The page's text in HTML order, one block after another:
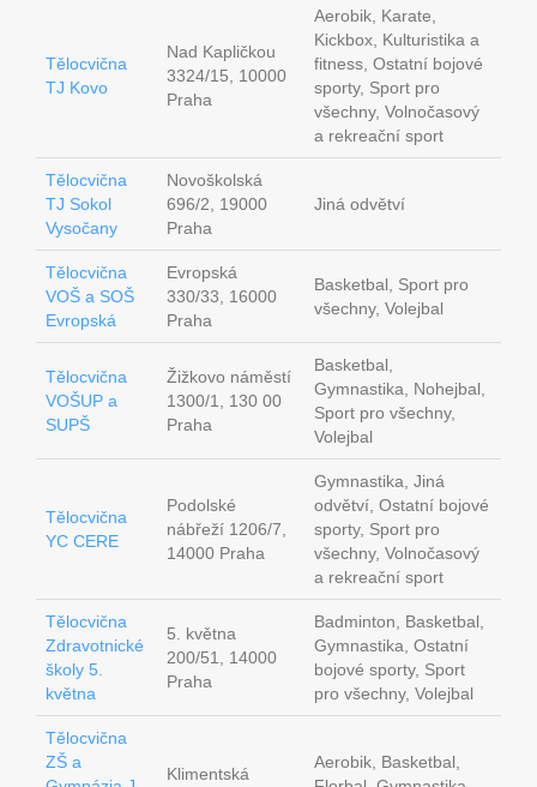
Tělocvična
TJ Kovo
Nad Kapličkou
3324/15, 10000
Praha
Aerobik, Karate,
Kickbox, Kulturistika a
fitness, Ostatní bojové
sporty, Sport pro
všechny, Volnočasový
a rekreační sport
Tělocvična
TJ Sokol
Vysočany
Novoškolská
696/2, 19000
Praha
Jiná odvětví
Tělocvična
VOŠ a SOŠ
Evropská
Evropská
330/33, 16000
Praha
Basketbal, Sport pro
všechny, Volejbal
Tělocvična
VOŠUP a
SUPŠ
Žižkovo náměstí
1300/1, 130 00
Praha
Basketbal,
Gymnastika, Nohejbal,
Sport pro všechny,
Volejbal
Tělocvična
YC CERE
Podolské
nábřeží 1206/7,
14000 Praha
Gymnastika, Jiná
odvětví, Ostatní bojové
sporty, Sport pro
všechny, Volnočasový
a rekreační sport
Tělocvična
Zdravotnické
školy 5.
května
5. května
200/51, 14000
Praha
Badminton, Basketbal,
Gymnastika, Ostatní
bojové sporty, Sport
pro všechny, Volejbal
Tělocvična
ZŠ a
Klimentská
Aerobik, Basketbal,